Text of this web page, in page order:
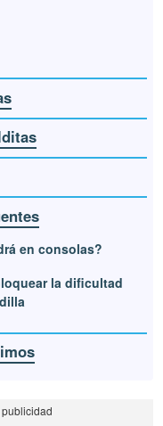
en consolas?
la dificultad